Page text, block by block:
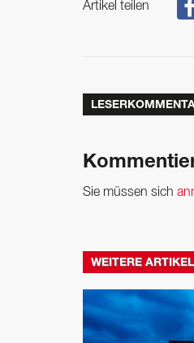
Artikel teilen
Sie müssen sich
WEITERE ARTIKEL